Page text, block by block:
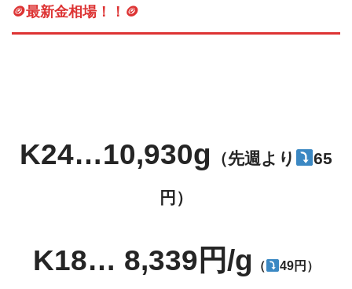
🪙最新金相場！！🪙
K24…10,930g （先週より 65
円）
K18… 8,339円/g （ 49円）